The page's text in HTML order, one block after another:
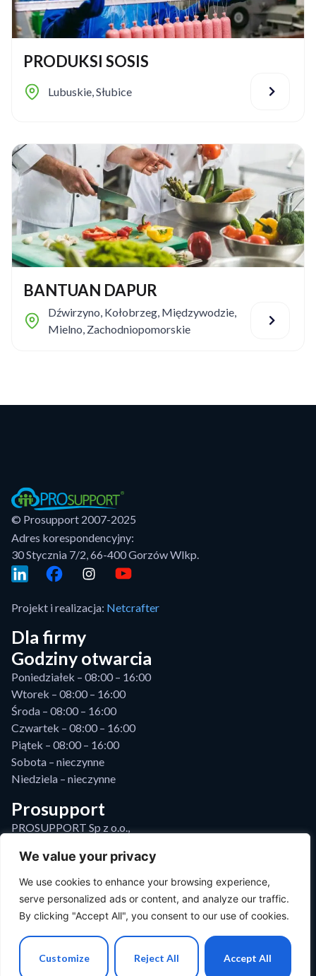
We value your privacy
We use cookies to enhance your browsing experience,
serve personalized ads or content, and analyze our traffic.
By clicking "Accept All", you consent to our use of cookies.
Customize Reject All Accept All
PRODUKSI SOSIS
Lubuskie Słubice
BANTUAN DAPUR
Dźwirzyno Kołobrzeg Międzywodzie
Mielno Zachodniopomorskie
© Prosupport 2007-2025
Adres korespondencyjny:
30 Stycznia 7/2, 66-400 Gorzów Wlkp.
Projekt i realizacja: Netcrafter
Dla firmy
Godziny otwarcia
Poniedziałek – 08:00 – 16:00
Wtorek – 08:00 – 16:00
Środa – 08:00 – 16:00
Czwartek – 08:00 – 16:00
Piątek – 08:00 – 16:00
Sobota – nieczynne
Niedziela – nieczynne
Prosupport
PROSUPPORT Sp z o.o.,
45-368 Opole, Sąd Rej. w Zielonej Górze, VIII Wydz. Gosp.,
KRS: 0000472236, NIP: 5993167617, REGON: 081151629,
Kapitał zakł.: 500 000zł